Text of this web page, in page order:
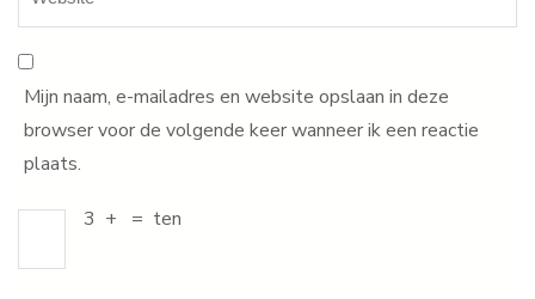
Mijn naam, e-mailadres en website opslaan in deze
browser voor de volgende keer wanneer ik een reactie
plaats.
3 + = ten